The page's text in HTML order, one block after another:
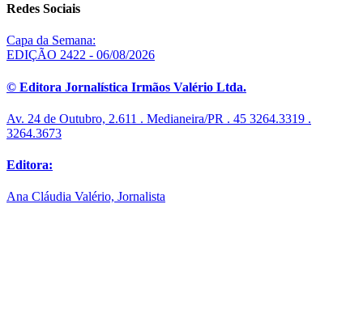
Redes Sociais
Capa da Semana:
EDIÇÃO 2422 - 06/08/2026
© Editora Jornalística Irmãos Valério Ltda.
Av. 24 de Outubro, 2.611 . Medianeira/PR . 45 3264.3319 .
3264.3673
Editora:
Ana Cláudia Valério, Jornalista